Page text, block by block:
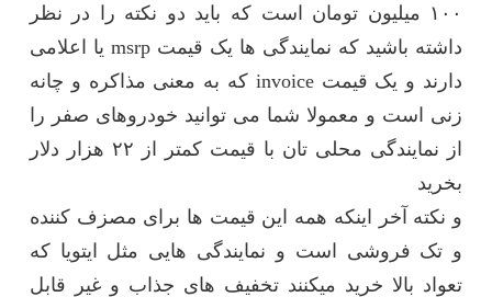
۱۰۰ میلیون تومان است که باید دو نکته را در نظر
داشته باشید که نمایندگی ها یک قیمت msrp یا اعلامی
دارند و یک قیمت invoice که به معنی مذاکره و چانه
زنی است و معمولا شما می توانید خودروهای صفر را
از نمایندگی محلی تان با قیمت کمتر از ۲۲ هزار دلار
بخرید
و نکته آخر اینکه همه این قیمت ها برای مصزف کننده
و تک فروشی است و نمایندگی هایی مثل ایتویا که
تعواد بالا خرید میکنند تخفیف های جذاب و غیر قابل